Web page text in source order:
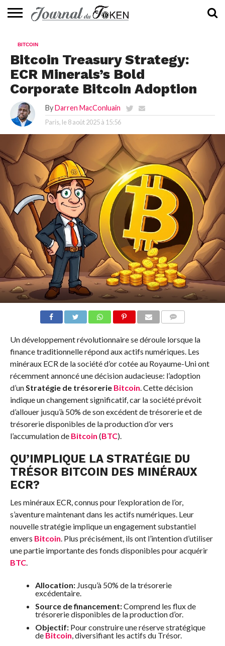
📰
EVALUATION
GUIDE
TENDANCES
À
CONTACTEZ-
BITCOIN
Bitcoin Treasury Strategy:
ECR Minerals’s Bold
Corporate Bitcoin Adoption
By Darren MacConluain
Paris, le 8 août 2025 à 15:56
Un développement révolutionnaire se déroule lorsque la
finance traditionnelle répond aux actifs numériques. Les
minéraux ECR de la société d’or cotée au Royaume-Uni ont
récemment annoncé une décision audacieuse: l’adoption
d’un Stratégie de trésorerie Bitcoin . Cette décision
indique un changement significatif, car la société prévoit
d’allouer jusqu’à 50% de son excédent de trésorerie et de
trésorerie disponibles de la production d’or vers
l’accumulation de Bitcoin (BTC).
QU’IMPLIQUE LA STRATÉGIE DU
TRÉSOR BITCOIN DES MINÉRAUX
ECR?
Les minéraux ECR, connus pour l’exploration de l’or,
s’aventure maintenant dans les actifs numériques. Leur
nouvelle stratégie implique un engagement substantiel
envers Bitcoin . Plus précisément, ils ont l’intention d’utiliser
une partie importante des fonds disponibles pour acquérir
BTC.
Allocation:Jusqu’à 50% de la trésorerie
excédentaire.
Source de financement:Comprend les flux de
trésorerie disponibles de la production d’or.
Objectif:Pour construire une réserve stratégique
de Bitcoin , diversifiant les actifs du Trésor.